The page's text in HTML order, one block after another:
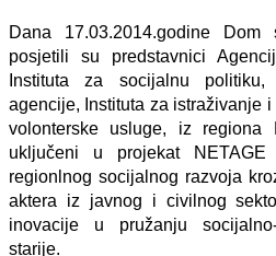
Dana 17.03.2014.godine Dom
posjetili su predstavnici
Instituta za socijalnu politiku,
agencije, Instituta za istraživanje
volonterske usluge, iz
uključeni u projekat
regionlnog socijalnog razvoja
aktera iz javnog i civilnog
inovacije u pružanju
starije.